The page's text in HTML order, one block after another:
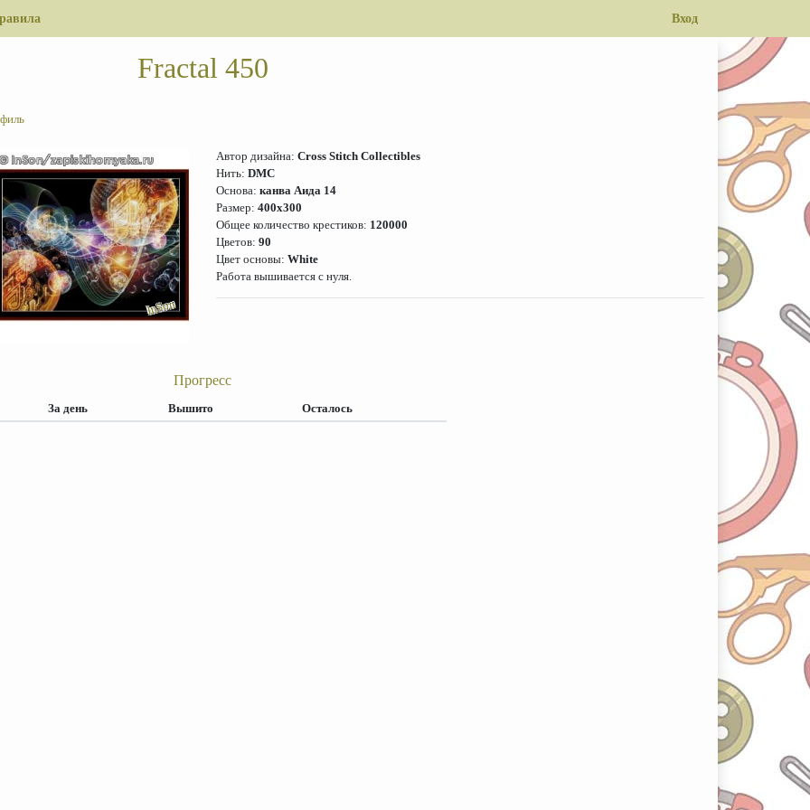
Вход
Fractal 450
InSon
Автор дизайна: Cross Stitch Collectibles
Нить: DMC
Основа: канва Аида 14
Размер: 400x300
Общее количество крестиков: 120000
Цветов: 90
Цвет основы: White
Работа вышивается с нуля.
Прогресс
За день Вышито Осталось